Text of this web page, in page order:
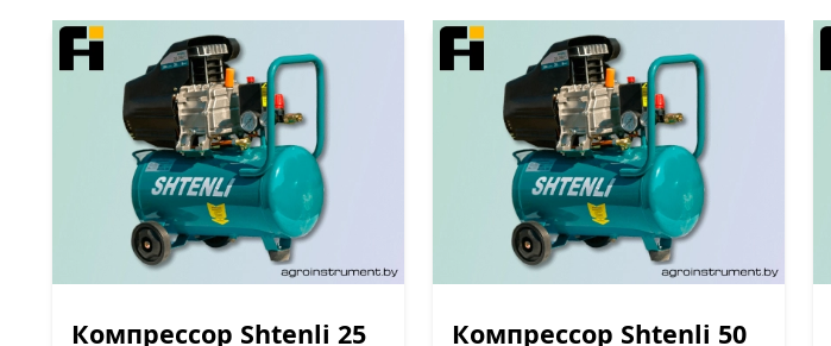
Компрессор Shtenli 25
Компрессор Shtenli 50